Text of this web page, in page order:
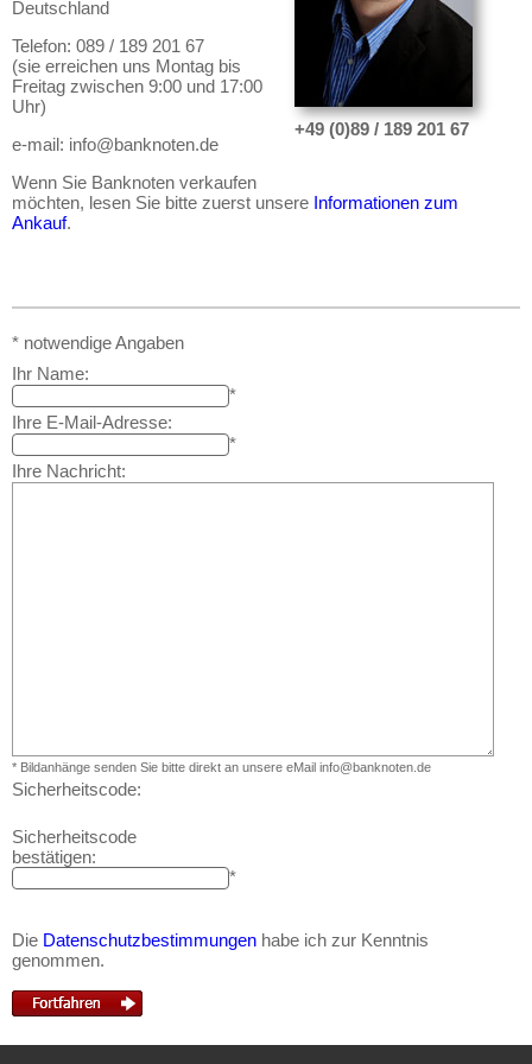
geht oder beschädigt wird.
Absolute Zuverlässigkeit:
puncto Service als auch in der Qualität
unserer Banknoten
Möchten Sie Banknoten
Dann sind Sie bei uns genau richtig
Senden Sie uns einfach ein
Amerika
Asien
Australien & Ozeanien
Europa
Sets
Testbanknoten
Banknotenbriefe
Gutscheine
Ihre Bewertungen
Kontakt
Informationen
Zahlungsbedingungen
Privatsphäre und Datenschutz
Widerrufsbelehrung
Liefer- und Versandkosten
Impressum
+49 (0)89 / 189 201 67
Deutschland
Telefon: 089 / 189 201 67
(sie erreichen uns Montag bis
Freitag zwischen 9:00 und 17:00
Uhr)
e-mail: info@banknoten.de
Wenn Sie Banknoten verkaufen
möchten, lesen Sie bitte zuerst unsere Informationen zum
Ankauf.
* notwendige Angaben
Ihr Name:
*
Ihre E-Mail-Adresse:
*
Ihre Nachricht:
* Bildanhänge senden Sie bitte direkt an unsere eMail info@banknoten.de
Sicherheitscode:
Sicherheitscode
bestätigen:
*
Die Datenschutzbestimmungen habe ich zur Kenntnis
genommen.